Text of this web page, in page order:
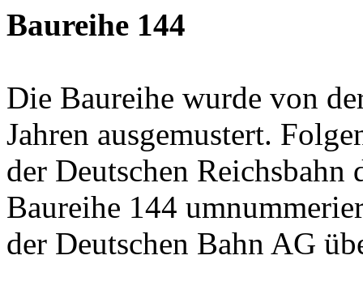
Baureihe 144
Die Baureihe wurde von
Jahren ausgemustert.
der Deutschen
Baureihe 144
der Deutschen Bahn AG